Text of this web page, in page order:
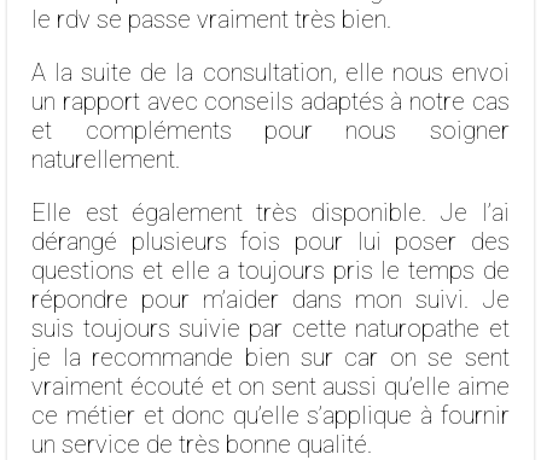
le rdv se passe vraiment très bien.
A la suite de la consultation, elle nous envoi
un rapport avec conseils adaptés à notre cas
et compléments pour nous soigner
naturellement.
Elle est également très disponible. Je l’ai
dérangé plusieurs fois pour lui poser des
questions et elle a toujours pris le temps de
répondre pour m’aider dans mon suivi. Je
suis toujours suivie par cette naturopathe et
je la recommande bien sur car on se sent
vraiment écouté et on sent aussi qu’elle aime
ce métier et donc qu’elle s’applique à fournir
un service de très bonne qualité.